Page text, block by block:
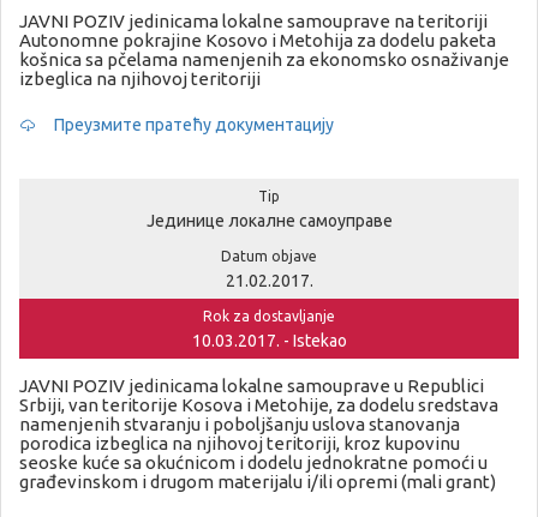
JAVNI POZIV jedinicama lokalne samouprave na teritoriji
Autonomne pokrajine Kosovo i Metohija za dodelu paketa
košnica sa pčelama namenjenih za ekonomsko osnaživanje
izbeglica na njihovoj teritoriji
Преузмите пратећу документацију
Tip
Јединице локалне самоуправе
Datum objave
21.02.2017.
Rok za dostavljanje
10.03.2017. - Istekao
JAVNI POZIV jedinicama lokalne samouprave u Republici
Srbiji, van teritorije Kosova i Metohije, za dodelu sredstava
namenjenih stvaranju i poboljšanju uslova stanovanja
porodica izbeglica na njihovoj teritoriji, kroz kupovinu
seoske kuće sa okućnicom i dodelu jednokratne pomoći u
građevinskom i drugom materijalu i/ili opremi (mali grant)